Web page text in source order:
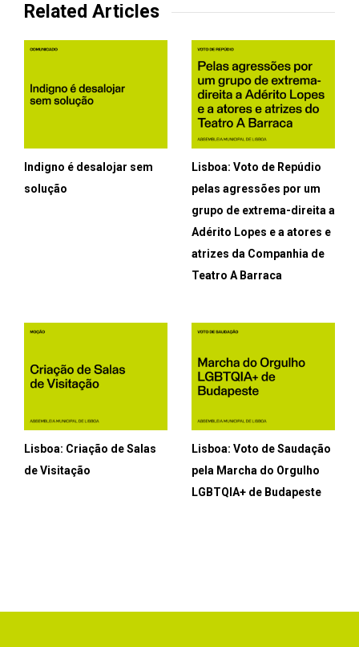
Related Articles
Indigno é desalojar sem
solução
Lisboa: Voto de Repúdio
pelas agressões por um
grupo de extrema-direita a
Adérito Lopes e a atores e
atrizes da Companhia de
Teatro A Barraca
Lisboa: Criação de Salas
de Visitação
Lisboa: Voto de Saudação
pela Marcha do Orgulho
LGBTQIA+ de Budapeste